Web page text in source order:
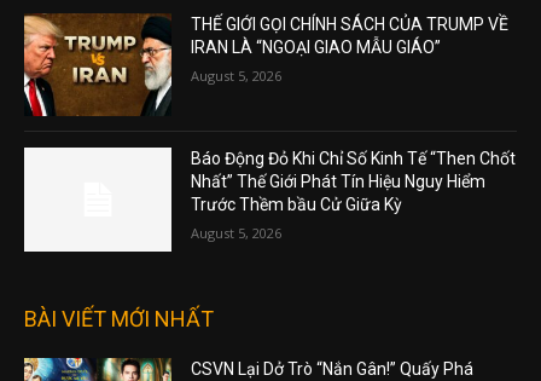
THẾ GIỚI GỌI CHÍNH SÁCH CỦA TRUMP VỀ
IRAN LÀ “NGOẠI GIAO MẪU GIÁO”
August 5, 2026
Báo Động Đỏ Khi Chỉ Số Kinh Tế “Then Chốt
Nhất” Thế Giới Phát Tín Hiệu Nguy Hiểm
Trước Thềm bầu Cử Giữa Kỳ
August 5, 2026
BÀI VIẾT MỚI NHẤT
CSVN Lại Dở Trò “Nắn Gân!” Quấy Phá